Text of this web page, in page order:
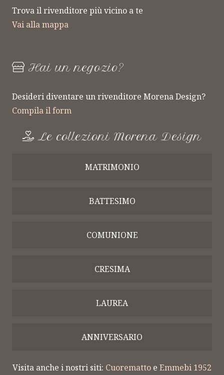
Trova il rivenditore più vicino a te
Vai alla mappa
Hai un negozio?
Desideri diventare un rivenditore Morena Design?
Compila il form
Le collezioni Morena Design
MATRIMONIO
BATTESIMO
COMUNIONE
CRESIMA
LAUREA
ANNIVERSARIO
Visita anche i nostri siti: Cuorematto e Emmebi 1952